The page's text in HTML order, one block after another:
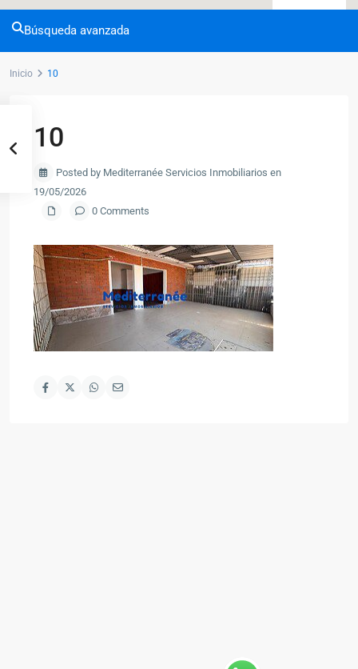
Búsqueda avanzada
Inicio 10
10
Posted by Mediterranée Servicios Inmobiliarios en
19/05/2026
0 Comments